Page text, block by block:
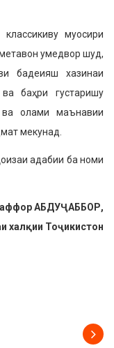
муосири
умедвор шуд,
бадеияш хазинаи
баҳри густаришу
ва олами маънавии
мекунад.
адабии ба номи
аффор АБДУҶАББОР,
халқии Тоҷикистон